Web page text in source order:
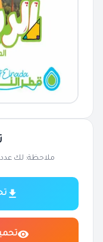
ملاحظة: لك عدد